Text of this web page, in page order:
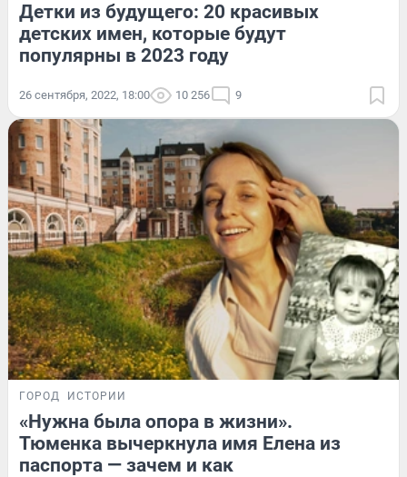
Детки из будущего: 20 красивых
детских имен, которые будут
популярны в 2023 году
26 сентября, 2022, 18:00 10 256 9
ГОРОД ИСТОРИИ
«Нужна была опора в жизни».
Тюменка вычеркнула имя Елена из
паспорта — зачем и как